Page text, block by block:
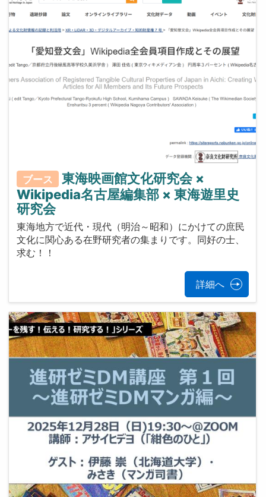
ブース
東海映画館文化研究会 ×
Wikipedia名古屋編集部 × 東海遊里史
研究会
東海地方で近代・現代（明治～昭和）にかけての庶民
文化に関心ある在野研究者の集まりです。同好の士、
求む！！
詳細へ